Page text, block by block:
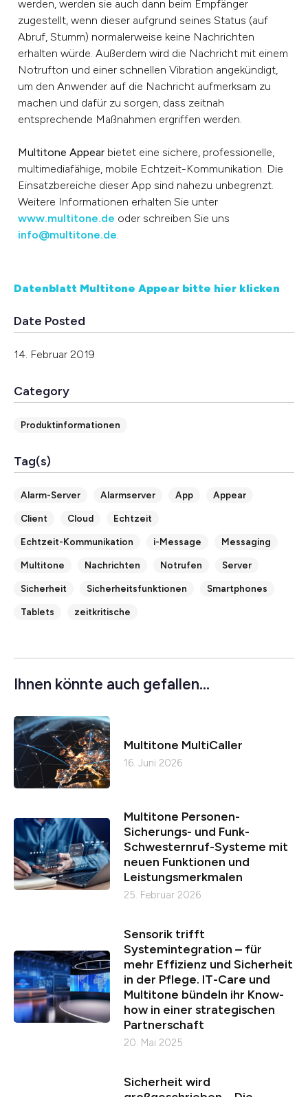
Date Posted
14. Februar 2019
Category
Produktinformationen
Tag(s)
Alarm-Server Alarmserver App Appear
Client Cloud Echtzeit
Echtzeit-Kommunikation i-Message Messaging
Multitone Nachrichten Notrufen Server
Sicherheit Sicherheitsfunktionen Smartphones
Tablets zeitkritische
werden, werden sie auch dann beim Empfänger
zugestellt, wenn dieser aufgrund seines Status (auf
Abruf, Stumm) normalerweise keine Nachrichten
erhalten würde. Außerdem wird die Nachricht mit einem
Notrufton und einer schnellen Vibration angekündigt,
um den Anwender auf die Nachricht aufmerksam zu
machen und dafür zu sorgen, dass zeitnah
entsprechende Maßnahmen ergriffen werden.
Multitone Appear bietet eine sichere, professionelle,
multimediafähige, mobile Echtzeit-Kommunikation. Die
Einsatzbereiche dieser App sind nahezu unbegrenzt.
Weitere Informationen erhalten Sie unter
www.multitone.de oder schreiben Sie uns
info@multitone.de.
Datenblatt Multitone Appear bitte hier klicken
Ihnen könnte auch gefallen...
Multitone MultiCaller
16. Juni 2026
Multitone Personen-
Sicherungs- und Funk-
Schwesternruf-Systeme mit
neuen Funktionen und
Leistungsmerkmalen
25. Februar 2026
Sensorik trifft
Systemintegration – für
mehr Effizienz und Sicherheit
in der Pflege. IT-Care und
Multitone bündeln ihr Know-
how in einer strategischen
Partnerschaft
20. Mai 2025
Sicherheit wird